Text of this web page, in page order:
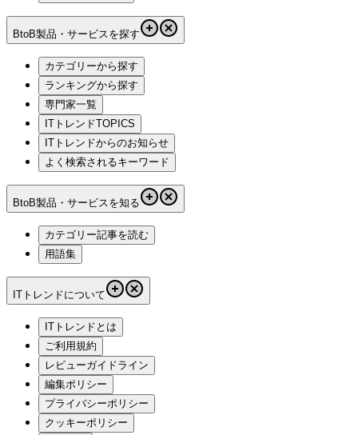
BtoB製品・サービスを探す
カテゴリーから探す
ランキングから探す
専門家一覧
ITトレンドTOPICS
ITトレンドからのお知らせ
よく検索されるキーワード
BtoB製品・サービスを知る
カテゴリー記事を読む
用語集
ITトレンドについて
ITトレンドとは
ご利用規約
レビューガイドライン
編集ポリシー
プライバシーポリシー
クッキーポリシー